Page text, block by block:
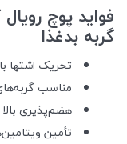
فواید پوچ
گربه بدغذا
تحریک اشتها
مناسب
هضم‌پذیری
تأمین